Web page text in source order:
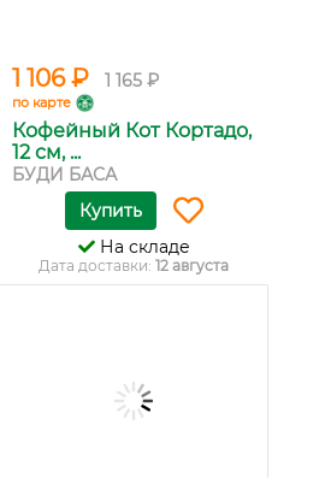
1 106 ₽ 1 165 ₽
по карте
Кофейный Кот Кортадо,
12 см, ...
БУДИ БАСА
Купить
На складе
Дата доставки: 12 августа